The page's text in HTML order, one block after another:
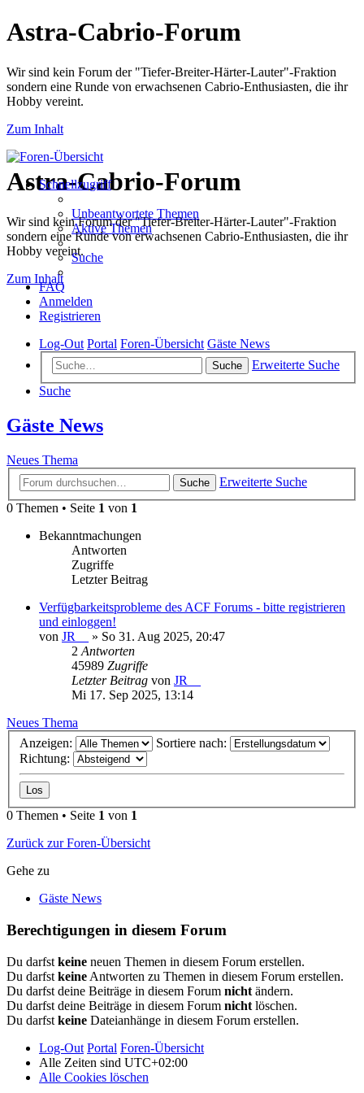
Astra-Cabrio-Forum
Wir sind kein Forum der "Tiefer-Breiter-Härter-Lauter"-Fraktion
sondern eine Runde von erwachsenen Cabrio-Enthusiasten, die ihr
Hobby vereint.
Zum Inhalt
Astra-Cabrio-Forum
Wir sind kein Forum der "Tiefer-Breiter-Härter-Lauter"-Fraktion
sondern eine Runde von erwachsenen Cabrio-Enthusiasten, die ihr
Hobby vereint.
Zum Inhalt
Schnellzugriff
Unbeantwortete Themen
Aktive Themen
Suche
FAQ
Anmelden
Registrieren
Log-Out Portal Foren-Übersicht Gäste News
Suche
Erweiterte Suche
Suche
Gäste News
Neues Thema
Suche
Erweiterte Suche
0 Themen • Seite 1 von 1
Bekanntmachungen
Antworten
Zugriffe
Letzter Beitrag
Verfügbarkeitsprobleme des ACF Forums - bitte registrieren
und einloggen!
von JR__ » So 31. Aug 2025, 20:47
2 Antworten
45989 Zugriffe
Letzter Beitrag von JR__
Mi 17. Sep 2025, 13:14
Neues Thema
Anzeigen:
Sortiere nach:
Richtung:
0 Themen • Seite 1 von 1
Zurück zur Foren-Übersicht
Gehe zu
Gäste News
Berechtigungen in diesem Forum
Du darfst keine neuen Themen in diesem Forum erstellen.
Du darfst keine Antworten zu Themen in diesem Forum erstellen.
Du darfst deine Beiträge in diesem Forum nicht ändern.
Du darfst deine Beiträge in diesem Forum nicht löschen.
Du darfst keine Dateianhänge in diesem Forum erstellen.
Log-Out Portal Foren-Übersicht
Alle Zeiten sind UTC+02:00
Alle Cookies löschen